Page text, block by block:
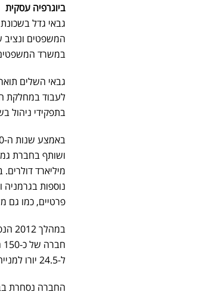
ביוגרפיה עסקית
גבאי גדל
המשפטים ונציב
במשרד
גבאי השלים
לעבוד במחלקת
בתפקידי ניהול
נוספות בגרמניה
פרטיים, כמו גם
ל-24.5 יורו למנייה תוך כשש שנים.
החברה נסחרת